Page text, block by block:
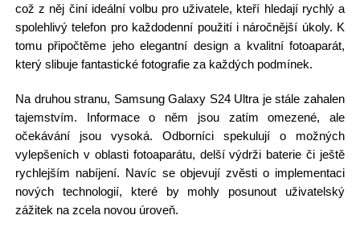
což z něj činí ideální volbu pro uživatele, kteří hledají rychlý a
spolehlivý telefon pro každodenní použití i náročnější úkoly. K
tomu připočtěme jeho elegantní design a kvalitní fotoaparát,
který slibuje fantastické fotografie za každých podmínek.
Na druhou stranu, Samsung Galaxy S24 Ultra je stále zahalen
tajemstvím. Informace o něm jsou zatím omezené, ale
očekávání jsou vysoká. Odborníci spekulují o možných
vylepšeních v oblasti fotoaparátu, delší výdrži baterie či ještě
rychlejším nabíjení. Navíc se objevují zvěsti o implementaci
nových technologií, které by mohly posunout uživatelský
zážitek na zcela novou úroveň.